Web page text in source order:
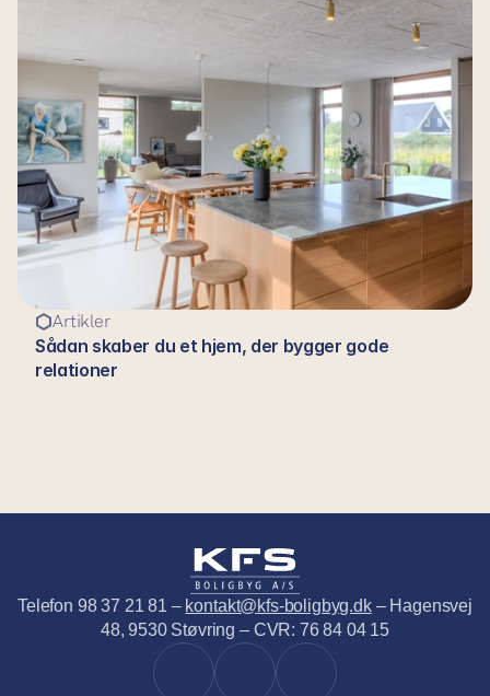
Artikler
Sådan skaber du et hjem, der bygger gode
relationer
Telefon 98 37 21 81 – kontakt@kfs-boligbyg.dk – Hagensvej
48, 9530 Støvring – CVR: 76 84 04 15